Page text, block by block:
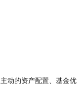
过主动的资产配置、基金优